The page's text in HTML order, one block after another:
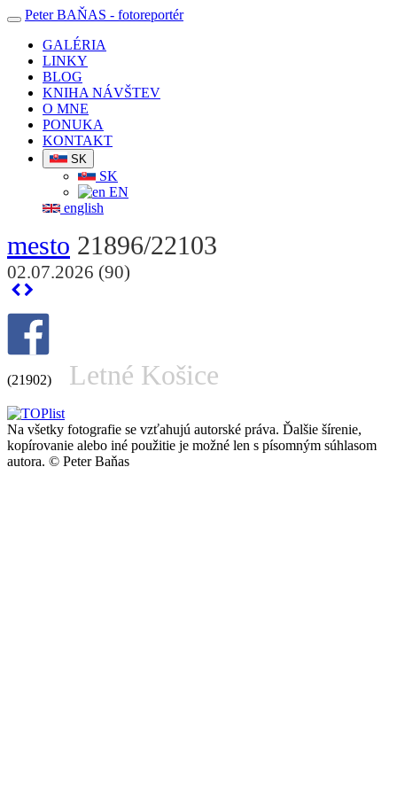
Peter BAŇAS - fotoreportér
GALÉRIA
LINKY
BLOG
KNIHA NÁVŠTEV
O MNE
PONUKA
KONTAKT
SK
SK
EN
english
mesto 21896/22103
02.07.2026 (90)
(21902) Letné Košice
Na všetky fotografie se vzťahujú autorské práva. Ďalšie šírenie,
kopírovanie alebo iné použitie je možné len s písomným súhlasom
autora. © Peter Baňas